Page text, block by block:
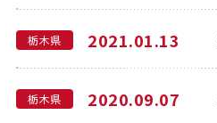
栃木県 2021.01.13
栃木県 2020.09.07